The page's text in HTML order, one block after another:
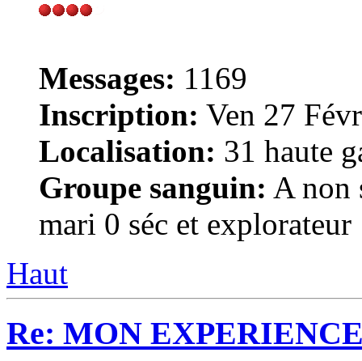
Messages: 1169
Inscription: Ven 27
Localisation: 31 haute
Groupe sanguin: A non
mari 0 séc et explorateur
Haut
Re: MON